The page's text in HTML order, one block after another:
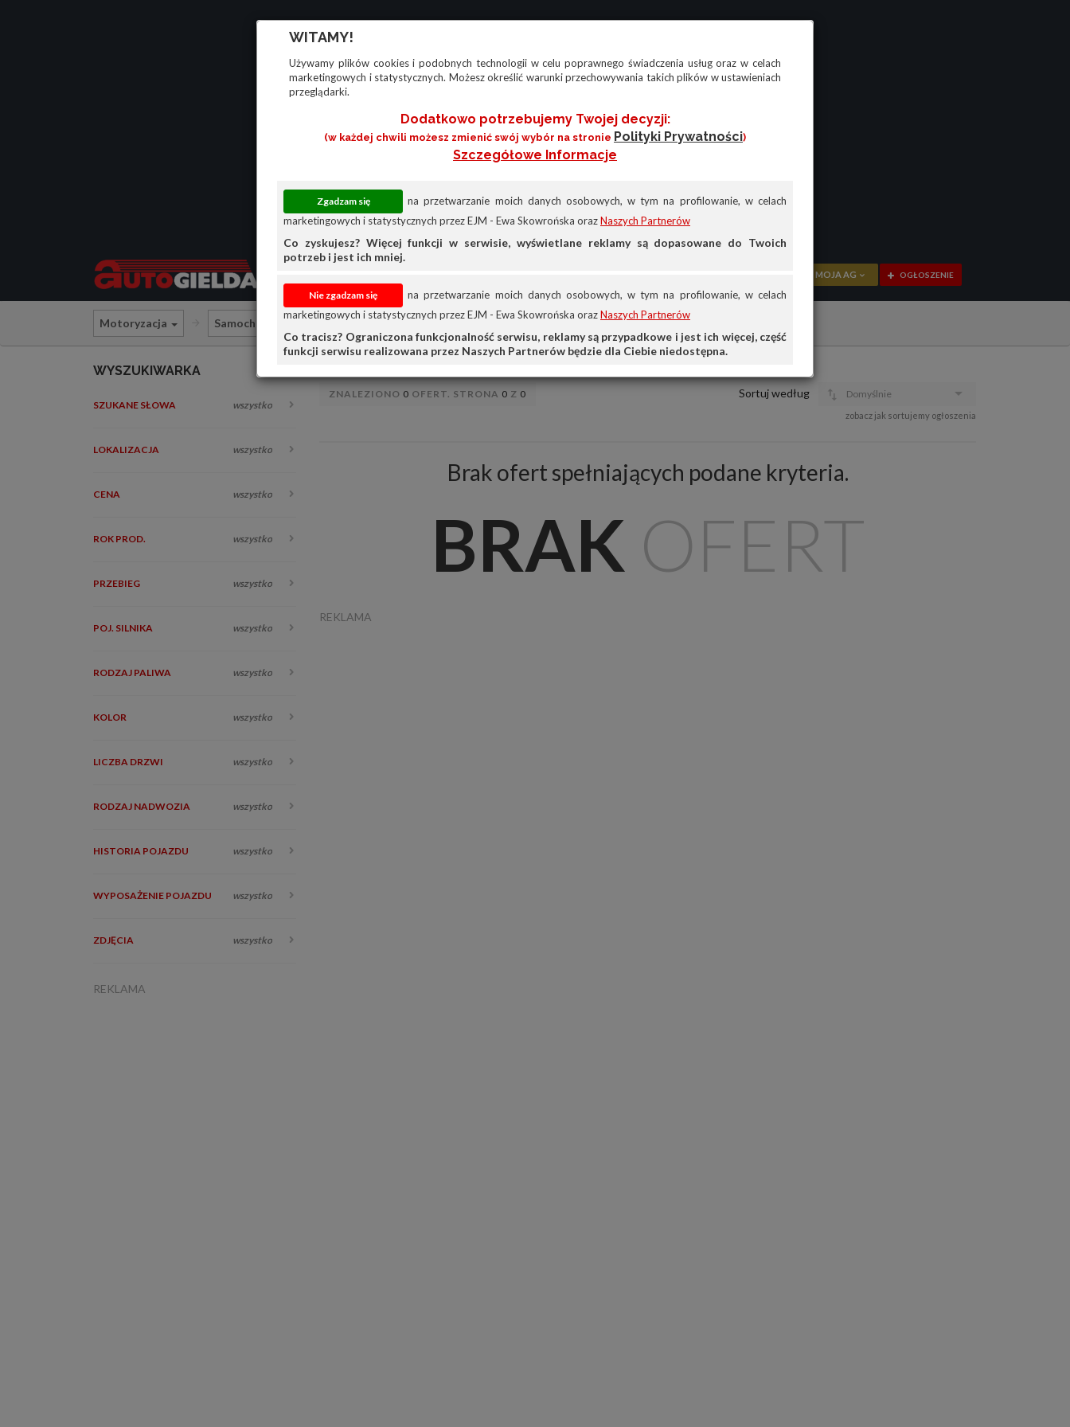
WITAMY!
Używamy plików cookies i podobnych technologii w celu poprawnego świadczenia usług oraz w celach
marketingowych i statystycznych. Możesz określić warunki przechowywania takich plików w ustawieniach
przeglądarki.
Dodatkowo potrzebujemy Twojej decyzji:
(w każdej chwili możesz zmienić swój wybór na stronie Polityki Prywatności)
Szczegółowe Informacje
na przetwarzanie moich danych osobowych, w tym na profilowanie, w celach
marketingowych i statystycznych przez EJM - Ewa Skowrońska orazNaszych Partnerów
Co zyskujesz? Więcej funkcji w serwisie, wyświetlane reklamy są dopasowane do Twoich
potrzeb i jest ich mniej.
na przetwarzanie moich danych osobowych, w tym na profilowanie, w celach
marketingowych i statystycznych przez EJM - Ewa Skowrońska orazNaszych Partnerów
Co tracisz? Ograniczona funkcjonalność serwisu, reklamy są przypadkowe i jest ich więcej, część
funkcji serwisu realizowana przez Naszych Partnerów będzie dla Ciebie niedostępna.
MOJA AG
PRZEGLĄD
OGŁOSZENIE
Motoryzacja Samochody osobowe Seat Seat Cordoba
WYSZUKIWARKA
SZUKANE SŁOWA wszystko
LOKALIZACJA wszystko
CENA wszystko
ROK PROD. wszystko
PRZEBIEG wszystko
POJ. SILNIKA wszystko
RODZAJ PALIWA wszystko
KOLOR wszystko
LICZBA DRZWI wszystko
RODZAJ NADWOZIA wszystko
HISTORIA POJAZDU wszystko
WYPOSAŻENIE POJAZDU wszystko
ZDJĘCIA wszystko
REKLAMA
ZNALEZIONO 0 OFERT. STRONA 0 Z 0 Sortuj według Domyślnie
zobacz jak sortujemy ogłoszenia
Brak ofert spełniających podane kryteria.
BRAK OFERT
REKLAMA